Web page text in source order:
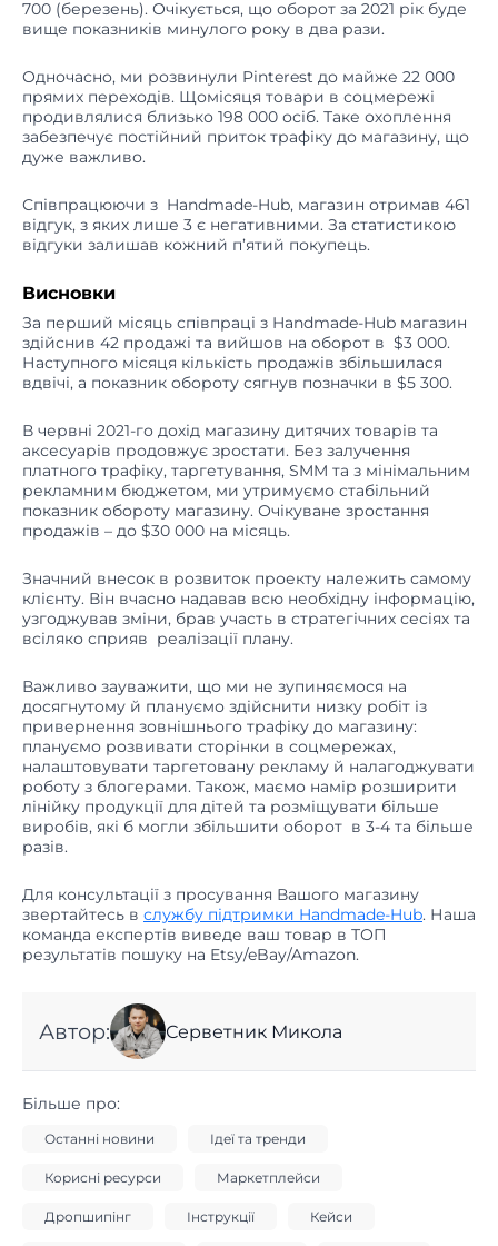
700 (березень). Очікується, що оборот за 2021 рік буде
вище показників минулого року в два рази.
Одночасно, ми розвинули Pinterest до майже 22 000
прямих переходів. Щомісяця товари в соцмережі
продивлялися близько 198 000 осіб. Таке охоплення
забезпечує постійний приток трафіку до магазину, що
дуже важливо.
Співпрацюючи з Handmade-Hub, магазин отримав 461
відгук, з яких лише 3 є негативними. За статистикою
відгуки залишав кожний п’ятий покупець.
Висновки
За перший місяць співпраці з Handmade-Hub магазин
здійснив 42 продажі та вийшов на оборот в $3 000.
Наступного місяця кількість продажів збільшилася
вдвічі, а показник обороту сягнув позначки в $5 300.
В червні 2021-го дохід магазину дитячих товарів та
аксесуарів продовжує зростати. Без залучення
платного трафіку, таргетування, SMM та з мінімальним
рекламним бюджетом, ми утримуємо стабільний
показник обороту магазину. Очікуване зростання
продажів – до $30 000 на місяць.
Значний внесок в розвиток проекту належить самому
клієнту. Він вчасно надавав всю необхідну інформацію,
узгоджував зміни, брав участь в стратегічних сесіях та
всіляко сприяв реалізації плану.
Важливо зауважити, що ми не зупиняємося на
досягнутому й плануємо здійснити низку робіт із
привернення зовнішнього трафіку до магазину:
плануємо розвивати сторінки в соцмережах,
налаштовувати таргетовану рекламу й налагоджувати
роботу з блогерами. Також, маємо намір розширити
лінійку продукції для дітей та розміщувати більше
виробів, які б могли збільшити оборот в 3-4 та більше
разів.
Для консультації з просування Вашого магазину
звертайтесь в службу підтримки Handmade-Hub. Наша
команда експертів виведе ваш товар в ТОП
результатів пошуку на Etsy/eBay/Amazon.
Автор: Серветник Микола
Більше про:
Останні новини Ідеї та тренди
Корисні ресурси Маркетплейси
Дропшипінг Інструкції Кейси